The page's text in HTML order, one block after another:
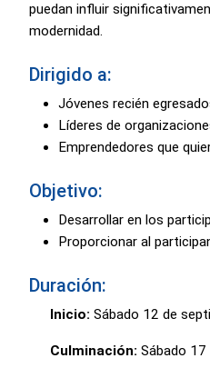
puedan influir
modernidad.
Dirigido a:
Jóvenes recién
Líderes de
Emprendedores que
Objetivo:
Desarrollar en los
Proporcionar al
Duración:
Inicio: Sábado 12 de
Culminación: Sábado